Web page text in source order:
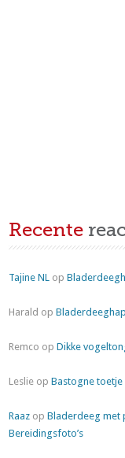
Recente
Tajine NL op
Harald op
Remco opDikke
Leslie opBastogne toetje
Raaz opBladerdeeg met
Bereidingsfoto’s